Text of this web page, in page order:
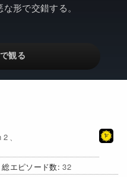
リアリティ
の他の国のTV番組
高い評価の海外作品
過去の配信終了作品
形で交錯する。
2
32